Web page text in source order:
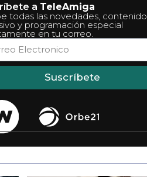
a TeleAmiga
todas las novedades, contenido
y programación especial
en tu correo.
Suscríbete